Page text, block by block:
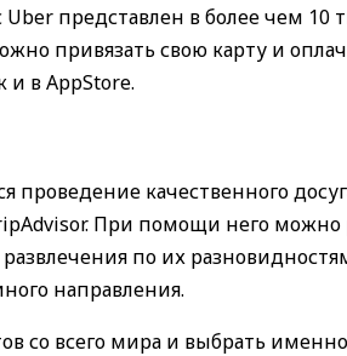
представлен в более чем 10
привязать свою карту и
и в AppStore.
проведение качественного
При помощи него можно
по их
направления.
со всего мира и выбрать